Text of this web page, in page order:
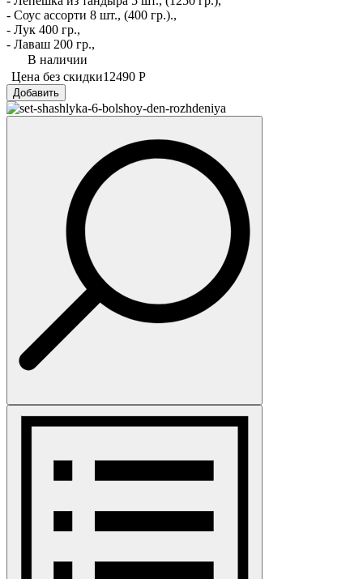
- Соус ассорти 8 шт., (400 гр.).,
- Лук 400 гр.,
- Лаваш 200 гр.,
В наличии
Цена без скидки12490 Р
Добавить